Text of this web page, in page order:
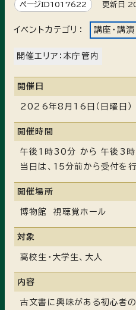
ページID1017622 更新日
イベントカテゴリ： 講座・講演
開催エリア：本庁管内
開催日
2026年8月16日（日曜日）
開催時間
午後1時30分 から 午後3
当日は、15分前から受付を行
開催場所
博物館 視聴覚ホール
対象
高校生・大学生、大人
内容
古文書に興味がある初心者